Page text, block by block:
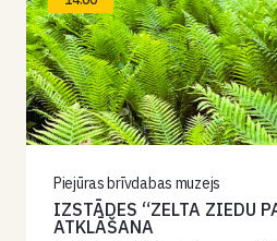
Piejūras brīvdabas muzejs
IZSTĀDES “ZELTA ZIEDU
ATKLĀŠANA